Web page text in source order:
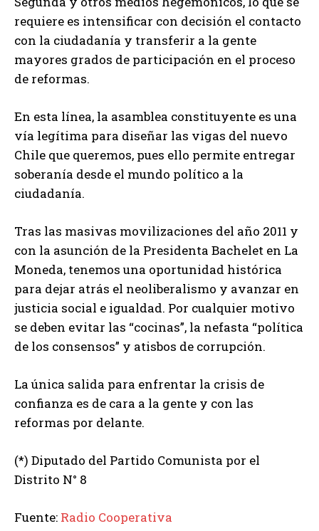
requiere es intensificar con decisión el contacto
con la ciudadanía y transferir a la gente
mayores grados de participación en el proceso
de reformas.
En esta línea, la asamblea constituyente es una
vía legítima para diseñar las vigas del nuevo
Chile que queremos, pues ello permite entregar
soberanía desde el mundo político a la
ciudadanía.
Tras las masivas movilizaciones del año 2011 y
con la asunción de la Presidenta Bachelet en La
Moneda, tenemos una oportunidad histórica
para dejar atrás el neoliberalismo y avanzar en
justicia social e igualdad. Por cualquier motivo
se deben evitar las “cocinas”, la nefasta “política
de los consensos” y atisbos de corrupción.
La única salida para enfrentar la crisis de
confianza es de cara a la gente y con las
reformas por delante.
(*) Diputado del Partido Comunista por el
Distrito N° 8
Fuente: Radio Cooperativa